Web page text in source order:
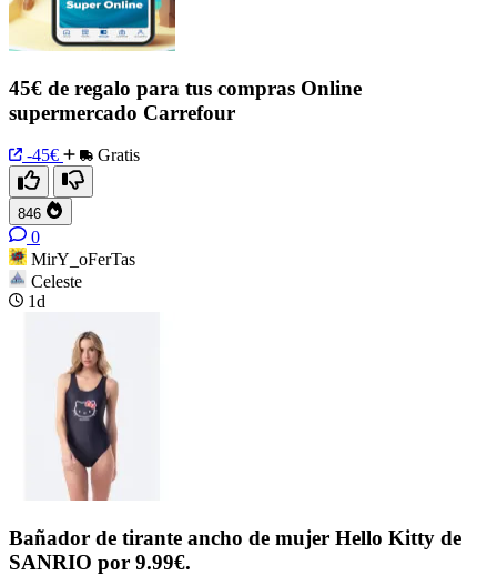
45€ de regalo para tus compras Online
supermercado Carrefour
-45€ Gratis
846
0
MirY_oFerTas
Celeste
1d
Bañador de tirante ancho de mujer Hello Kitty de
SANRIO por 9.99€.